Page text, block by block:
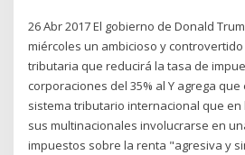
26 Abr 2017 El gobierno de Donald
miércoles un ambicioso y
tributaria que reducirá la tasa de
corporaciones del 35% al Y agrega
sistema tributario internacional que en
sus multinacionales involucrarse en
impuestos sobre la renta "agresiva y